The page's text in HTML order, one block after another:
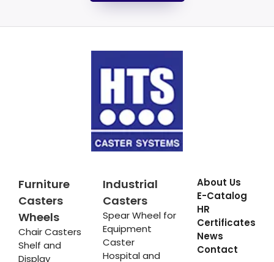
Furniture
Casters
Wheels
Chair Casters
Shelf and
Display
Industrial
Casters
Spear Wheel for
Equipment
Caster
Hospital and
About Us
E-Catalog
HR
Certificates
News
Contact